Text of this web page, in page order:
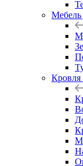
Мебель
Кровля